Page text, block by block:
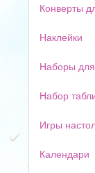
Конверты
Наклейки
Наборы для
Набор
Игры
Календари